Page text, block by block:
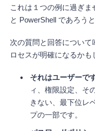
これは１つの例に過ぎま
と PowerShell であろう
次の質問と回答につい
ロセスが明確になるかも
それはユーザーで
ィ、権限設定、そ
きない、最下位レ
プの一部です。